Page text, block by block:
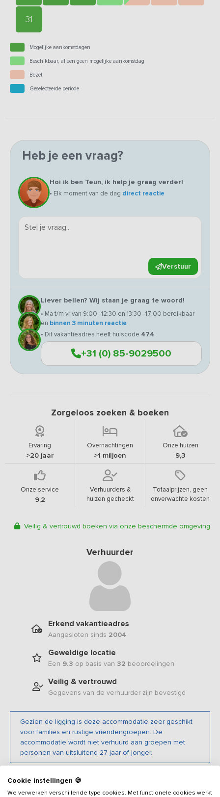
31
Mogelijke aankomstdagen
Beschikbaar, alleen geen mogelijke aankomstdag
Bezet
Geselecteerde periode
Heb je een vraag?
Hoi ik ben Teun, ik help je graag verder!
• Elk moment van de dag direct reactie
Verstuur
Liever bellen? Wij staan je graag te woord!
• Ma t/m vr van 9:00–12:30 en 13:30–17:00 bereikbaar
en binnen 3 minuten reactie
• Dit vakantieadres heeft huiscode 474
+31 (0) 85-9029500
Zorgeloos zoeken & boeken
Ervaring
>20 jaar
Overnachtingen
>1 miljoen
Onze huizen
9,3
Onze service
9,2
Verhuurders &
huizen gecheckt
Totaalprijzen, geen
onverwachte kosten
Veilig & vertrouwd boeken via onze beschermde omgeving
Verhuurder
Erkend vakantieadres
Aangesloten sinds 2004
Geweldige locatie
Een 9.3 op basis van 32 beoordelingen
Veilig & vertrouwd
Gegevens van de verhuurder zijn bevestigd
Gezien de ligging is deze accommodatie zeer geschikt
voor families en rustige vriendengroepen. De
accommodatie wordt niet verhuurd aan groepen met
personen van uitsluitend 27 jaar of jonger.
Beschrijving
Cookie instellingen 🍪
We verwerken verschillende type cookies. Met functionele cookies werkt